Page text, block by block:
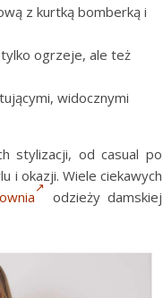
z kurtką bomberką i
tylko ogrzeje, ale też
widocznymi
stylizacji, od casual po
i okazji. Wiele ciekawych
odzieży damskiej